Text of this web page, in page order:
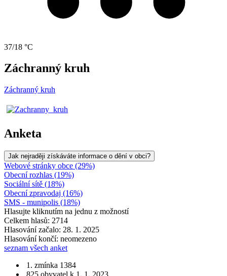
37/18 °C
Záchranný kruh
Záchranný kruh
Anketa
Jak nejraději získáváte informace o dění v obci?
Webové stránky obce (29%)
Obecní rozhlas (19%)
Sociální sítě (18%)
Obecní zpravodaj (16%)
SMS - munipolis (18%)
Hlasujte kliknutím na jednu z možností
Celkem hlasů: 2714
Hlasování začalo: 28. 1. 2025
Hlasování končí: neomezeno
seznam všech anket
1. zmínka 1384